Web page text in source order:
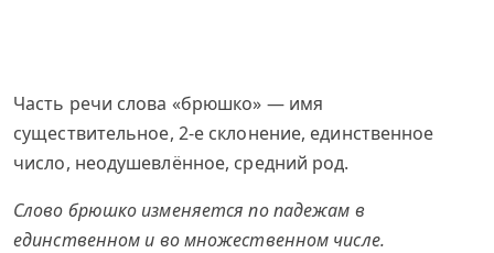
Часть речи слова «брюшко» — имя
существительное, 2-е склонение, единственное
число, неодушевлённое, средний род.
Слово брюшко изменяется по падежам в
единственном и во множественном числе.